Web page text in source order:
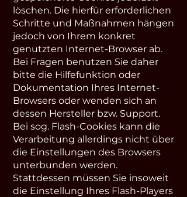
löschen. Die hierfür erforderlichen
Schritte und Maßnahmen hängen
jedoch von Ihrem konkret
genutzten Internet-Browser ab.
Bei Fragen benutzen Sie daher
bitte die Hilfefunktion oder
Dokumentation Ihres Internet-
Browsers oder wenden sich an
dessen Hersteller bzw. Support.
Bei sog. Flash-Cookies kann die
Verarbeitung allerdings nicht über
die Einstellungen des Browsers
unterbunden werden.
Stattdessen müssen Sie insoweit
die Einstellung Ihres Flash-Players